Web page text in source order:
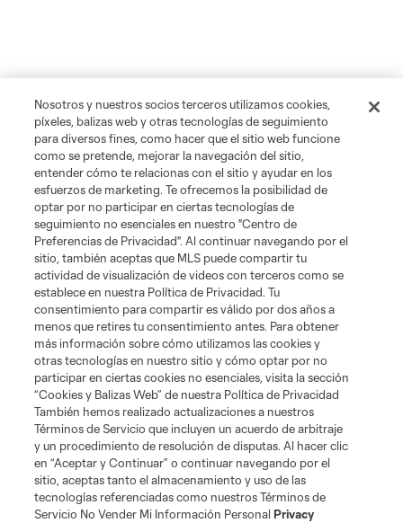
Nosotros y nuestros socios terceros utilizamos cookies,
píxeles, balizas web y otras tecnologías de seguimiento
para diversos fines, como hacer que el sitio web funcione
como se pretende, mejorar la navegación del sitio,
entender cómo te relacionas con el sitio y ayudar en los
esfuerzos de marketing. Te ofrecemos la posibilidad de
optar por no participar en ciertas tecnologías de
seguimiento no esenciales en nuestro "Centro de
Preferencias de Privacidad". Al continuar navegando por el
sitio, también aceptas que MLS puede compartir tu
actividad de visualización de videos con terceros como se
establece en nuestra Política de Privacidad. Tu
consentimiento para compartir es válido por dos años a
menos que retires tu consentimiento antes. Para obtener
más información sobre cómo utilizamos las cookies y
otras tecnologías en nuestro sitio y cómo optar por no
participar en ciertas cookies no esenciales, visita la sección
“Cookies y Balizas Web” de nuestra Política de Privacidad
También hemos realizado actualizaciones a nuestros
Términos de Servicio que incluyen un acuerdo de arbitraje
y un procedimiento de resolución de disputas. Al hacer clic
en “Aceptar y Continuar” o continuar navegando por el
sitio, aceptas tanto el almacenamiento y uso de las
tecnologías referenciadas como nuestros Términos de
Servicio No Vender Mi Información PersonalPrivacy